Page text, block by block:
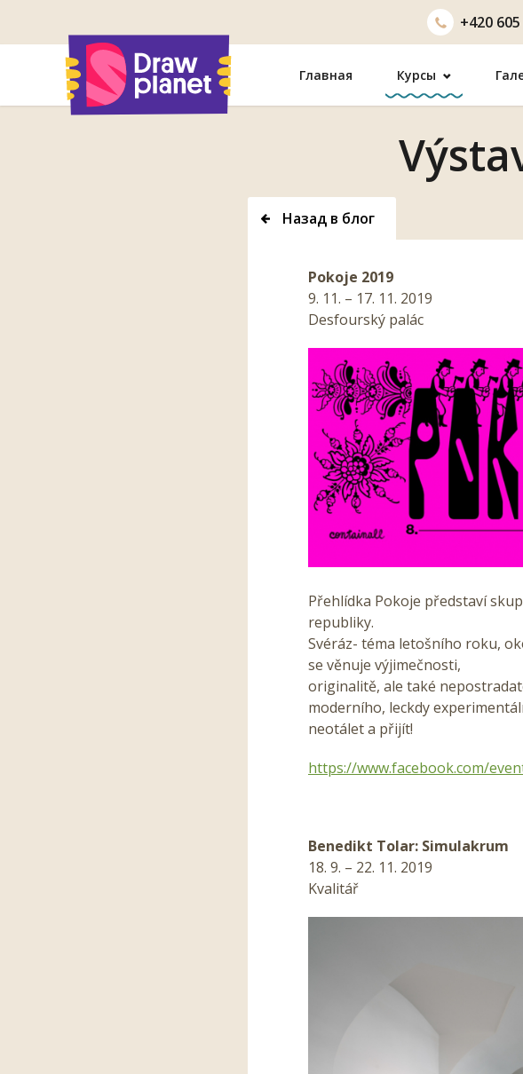
+420
Главная Курсы
Назад в блог
Pokoje 2019
9. 11. – 17. 11. 2019
Desfourský palác
Přehlídka Pokoje představí
republiky.
Svéráz- téma letošního roku,
se věnuje výjimečnosti,
originalitě, ale také
moderního, leckdy
neotálet a přijít!
https://www.facebook.com/
Benedikt Tolar: Simulakrum
18. 9. – 22. 11. 2019
Kvalitář